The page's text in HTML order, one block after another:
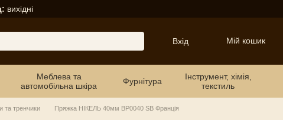
вихідні
Вхід Мій кошик
Меблева та
автомобільна шкіра
Фурнітура
Інструмент, хімія,
текстиль
та тренчики Пряжка НІКЕЛЬ 40мм BP0040 SB Франція